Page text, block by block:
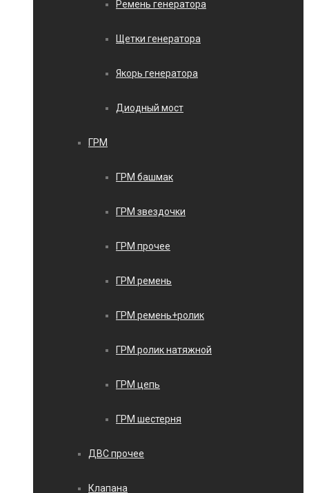
Ремень генератора
Щетки генератора
Якорь генератора
Диодный мост
ГРМ
ГРМ башмак
ГРМ звездочки
ГРМ прочее
ГРМ ремень
ГРМ ремень+ролик
ГРМ ролик натяжной
ГРМ цепь
ГРМ шестерня
ДВС прочее
Клапана